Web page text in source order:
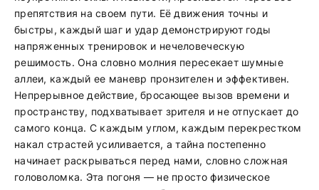
препятствия на своем пути. Её движения точны и
быстры, каждый шаг и удар демонстрируют годы
напряженных тренировок и нечеловеческую
решимость. Она словно молния пересекает шумные
аллеи, каждый ее маневр пронзителен и эффективен.
Непрерывное действие, бросающее вызов времени и
пространству, подхватывает зрителя и не отпускает до
самого конца. С каждым углом, каждым перекрестком
накал страстей усиливается, а тайна постепенно
начинает раскрываться перед нами, словно сложная
головоломка. Эта погоня — не просто физическое